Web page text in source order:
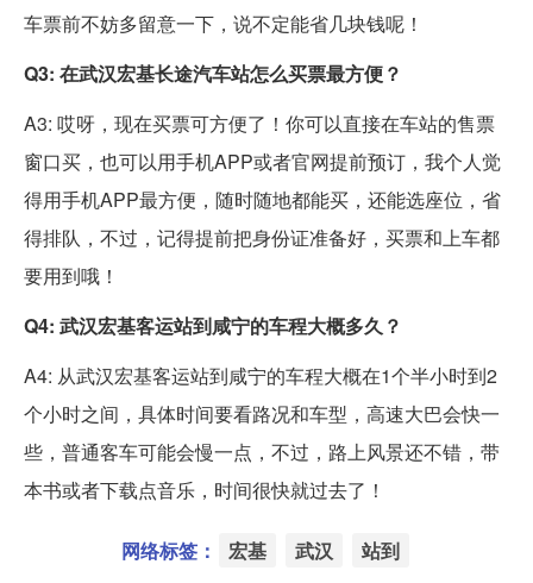
车票前不妨多留意一下，说不定能省几块钱呢！
Q3: 在武汉宏基长途汽车站怎么买票最方便？
A3: 哎呀，现在买票可方便了！你可以直接在车站的售票
窗口买，也可以用手机APP或者官网提前预订，我个人觉
得用手机APP最方便，随时随地都能买，还能选座位，省
得排队，不过，记得提前把身份证准备好，买票和上车都
要用到哦！
Q4: 武汉宏基客运站到咸宁的车程大概多久？
A4: 从武汉宏基客运站到咸宁的车程大概在1个半小时到2
个小时之间，具体时间要看路况和车型，高速大巴会快一
些，普通客车可能会慢一点，不过，路上风景还不错，带
本书或者下载点音乐，时间很快就过去了！
网络标签： 宏基 武汉 站到